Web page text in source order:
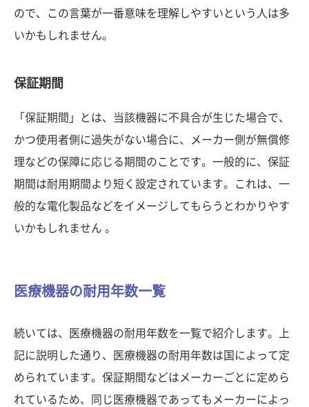
ので、この言葉が一番意味を理解しやすいという人は多
いかもしれません。
保証期間
「保証期間」とは、当該機器に不具合が生じた場合で、
かつ使用者側に過失がない場合に、メーカー側が無償修
理などの保障に応じる期間のことです。一般的に、保証
期間は耐用期間より短く設定されています。これは、一
般的な電化製品などをイメージしてもらうとわかりやす
いかもしれません 。
医療機器の耐用年数一覧
続いては、医療機器の耐用年数を一覧で紹介します。上
記に説明した通り、医療機器の耐用年数は国によって定
められています。保証期間などはメーカーごとに定めら
れているため、同じ医療機器であってもメーカーによっ